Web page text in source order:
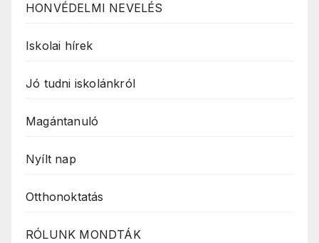
HONVÉDELMI NEVELÉS
Iskolai hírek
Jó tudni iskolánkról
Magántanuló
Nyílt nap
Otthonoktatás
RÓLUNK MONDTÁK